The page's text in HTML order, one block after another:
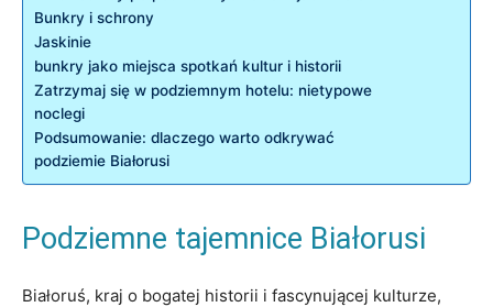
Bunkry i schrony
Jaskinie
bunkry jako⁣ miejsca spotkań kultur i historii
Zatrzymaj⁢ się w podziemnym hotelu: nietypowe
noclegi
Podsumowanie: dlaczego warto odkrywać
podziemie ‍Białorusi
Podziemne tajemnice Białorusi
Białoruś, kraj o bogatej historii i fascynującej kulturze,